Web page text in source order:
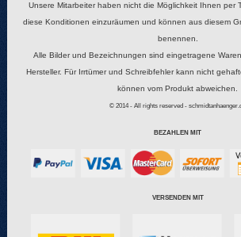
Unsere Mitarbeiter haben nicht die Möglichkeit Ihnen per
diese Konditionen einzuräumen und können aus diesem
benennen.
Alle Bilder und Bezeichnungen sind eingetragene
Hersteller. Für Irrtümer und Schreibfehler kann nicht
können vom Produkt abweichen.
© 2014 - All rights reserved -
BEZAHLEN MIT
VERSENDEN MIT